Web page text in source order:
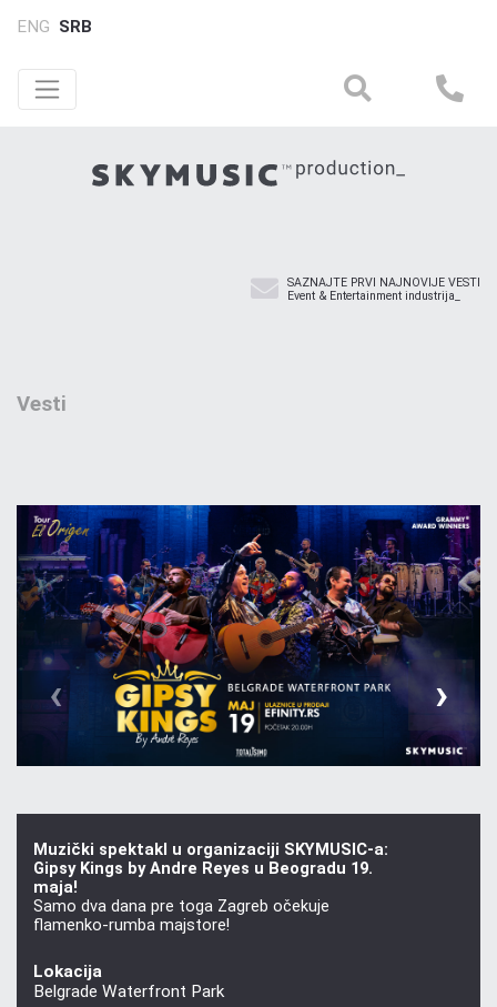
ENG SRB
SAZNAJTE PRVI NAJNOVIJE VESTI
Event & Entertainment industrija_
Vesti
‹ ›
Muzički spektakl u organizaciji SKYMUSIC-a:
Gipsy Kings by Andre Reyes u Beogradu 19.
maja!
Samo dva dana pre toga Zagreb očekuje
flamenko-rumba majstore!
Lokacija
Belgrade Waterfront Park